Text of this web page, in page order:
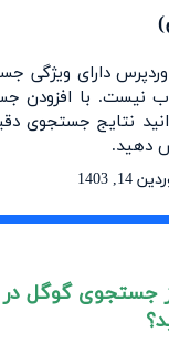
دارای ویژگی
نیست. با افزودن
نتایج جستجوی
دهید.
14, 1403
جستجوی گوگل